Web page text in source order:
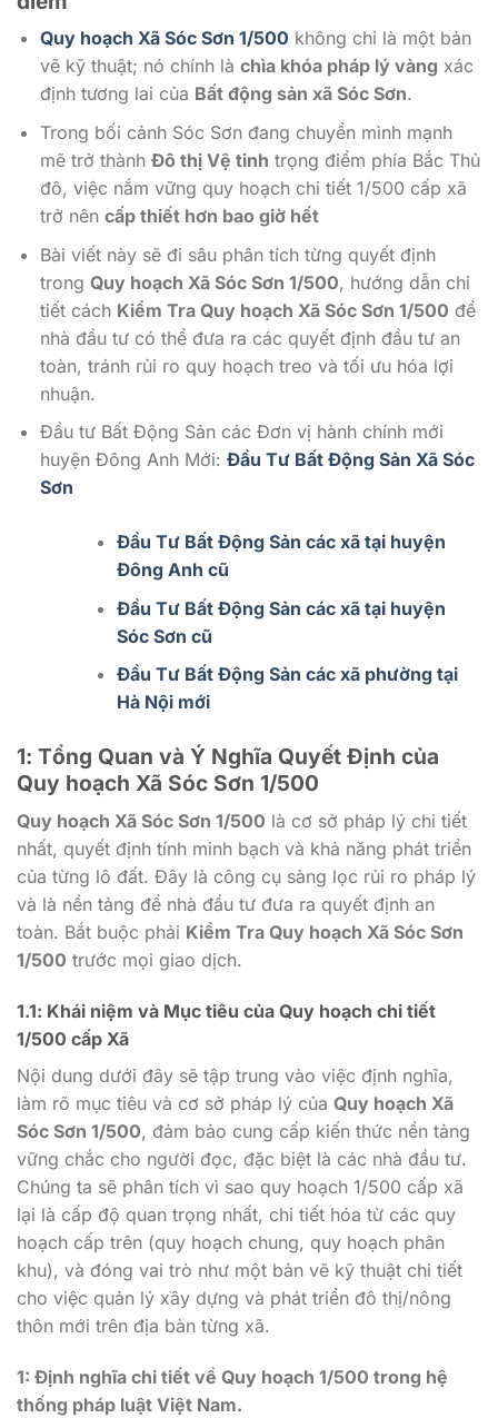
Quy hoạch Xã Sóc Sơn 1/500 không chỉ là một bản
vẽ kỹ thuật; nó chính là chìa khóa pháp lý vàng xác
định tương lai của Bất động sản xã Sóc Sơn.
Trong bối cảnh Sóc Sơn đang chuyển mình mạnh
mẽ trở thành Đô thị Vệ tinh trọng điểm phía Bắc Thủ
đô, việc nắm vững quy hoạch chi tiết 1/500 cấp xã
trở nên cấp thiết hơn bao giờ hết
Bài viết này sẽ đi sâu phân tích từng quyết định
trong Quy hoạch Xã Sóc Sơn 1/500, hướng dẫn chi
tiết cách Kiểm Tra Quy hoạch Xã Sóc Sơn 1/500 để
nhà đầu tư có thể đưa ra các quyết định đầu tư an
toàn, tránh rủi ro quy hoạch treo và tối ưu hóa lợi
nhuận.
Đầu tư Bất Động Sản các Đơn vị hành chính mới
huyện Đông Anh Mới: Đầu Tư Bất Động Sản Xã Sóc
Sơn
Đầu Tư Bất Động Sản các xã tại huyện
Đông Anh cũ
Đầu Tư Bất Động Sản các xã tại huyện
Sóc Sơn cũ
Đầu Tư Bất Động Sản các xã phường tại
Hà Nội mới
1: Tổng Quan và Ý Nghĩa Quyết Định của
Quy hoạch Xã Sóc Sơn 1/500
Quy hoạch Xã Sóc Sơn 1/500 là cơ sở pháp lý chi tiết
nhất, quyết định tính minh bạch và khả năng phát triển
của từng lô đất. Đây là công cụ sàng lọc rủi ro pháp lý
và là nền tảng để nhà đầu tư đưa ra quyết định an
toàn. Bắt buộc phải Kiểm Tra Quy hoạch Xã Sóc Sơn
1/500 trước mọi giao dịch.
1.1: Khái niệm và Mục tiêu của Quy hoạch chi tiết
1/500 cấp Xã
Nội dung dưới đây sẽ tập trung vào việc định nghĩa,
làm rõ mục tiêu và cơ sở pháp lý của Quy hoạch Xã
Sóc Sơn 1/500, đảm bảo cung cấp kiến thức nền tảng
vững chắc cho người đọc, đặc biệt là các nhà đầu tư.
Chúng ta sẽ phân tích vì sao quy hoạch 1/500 cấp xã
lại là cấp độ quan trọng nhất, chi tiết hóa từ các quy
hoạch cấp trên (quy hoạch chung, quy hoạch phân
khu), và đóng vai trò như một bản vẽ kỹ thuật chi tiết
cho việc quản lý xây dựng và phát triển đô thị/nông
thôn mới trên địa bàn từng xã.
1: Định nghĩa chi tiết về Quy hoạch 1/500 trong hệ
thống pháp luật Việt Nam.